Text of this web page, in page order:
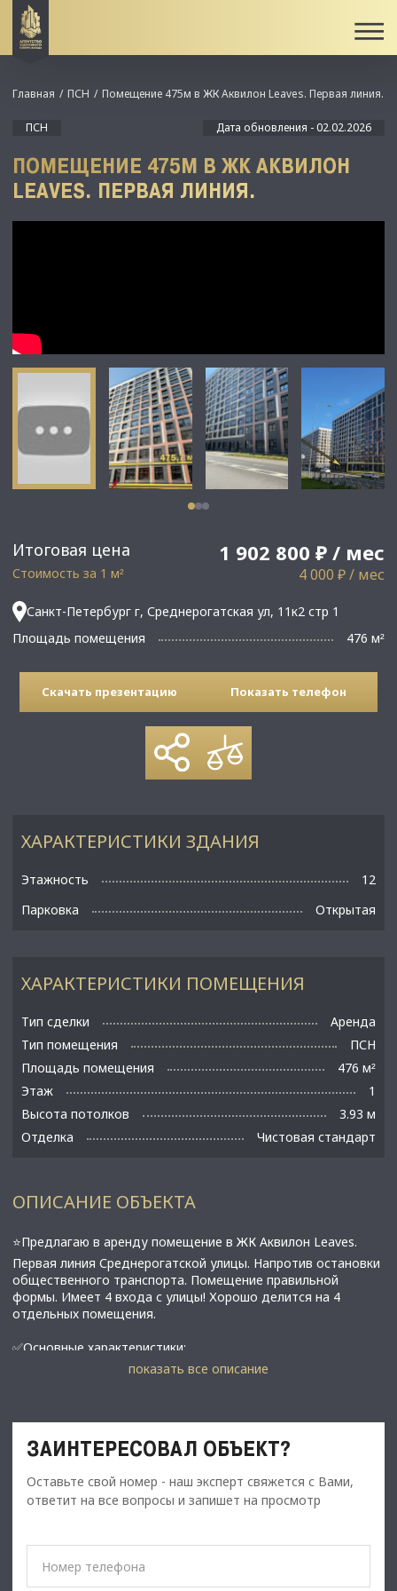
Итоговая цена 1 902 800 ₽ / мес
Стоимость за 1 м² 4 000 ₽ / мес
Санкт-Петербург г, Среднерогатская ул, 11к2 стр 1
Площадь помещения
476 м²
Главная ПСН Помещение 475м в ЖК Аквилон Leaves. Первая линия.
ПСН Дата обновления - 02.02.2026
ПОМЕЩЕНИЕ 475М В ЖК АКВИЛОН
LEAVES. ПЕРВАЯ ЛИНИЯ.
Скачать презентацию Показать телефон
ХАРАКТЕРИСТИКИ ПОМЕЩЕНИЯ
Тип сделки
Аренда
Тип помещения
ПСН
Площадь помещения
476 м²
Этаж
1
Высота потолков
3.93 м
Отделка
Чистовая стандарт
ХАРАКТЕРИСТИКИ ЗДАНИЯ
Этажность
12
Парковка
Открытая
ОПИСАНИЕ ОБЪЕКТА
⭐Предлагаю в аренду помещение в ЖК Аквилон Leaves.
Первая линия Среднерогатской улицы. Напротив остановки
общественного транспорта. Помещение правильной
формы. Имеет 4 входа с улицы! Хорошо делится на 4
отдельных помещения.
✅Основные характеристики:
• Площадь: 475,7 м2;
• Витринные окна;
• Этаж: 1;
• Дом сдан летом 2025 г.
показать все описание
ЗАИНТЕРЕСОВАЛ ОБЪЕКТ?
Оставьте свой номер - наш эксперт свяжется с Вами,
ответит на все вопросы и запишет на просмотр